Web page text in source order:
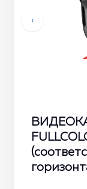
‹